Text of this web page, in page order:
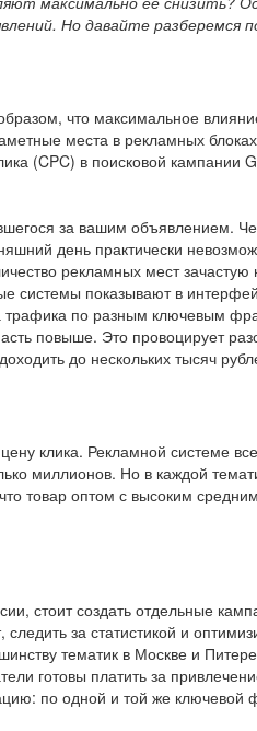
Но давайте разберемся
что максимальное
места в рекламных
(CPC) в поисковой кампании
за вашим объявлением.
день практически
рекламных мест
системы показывают в
по разным ключевым
повыше. Это провоцирует
до нескольких тысяч
клика. Рекламной системе
миллионов. Но в каждой
товар оптом с высоким
стоит создать отдельные
за статистикой и
тематик в Москве и
готовы платить за
по одной и той же ключевой